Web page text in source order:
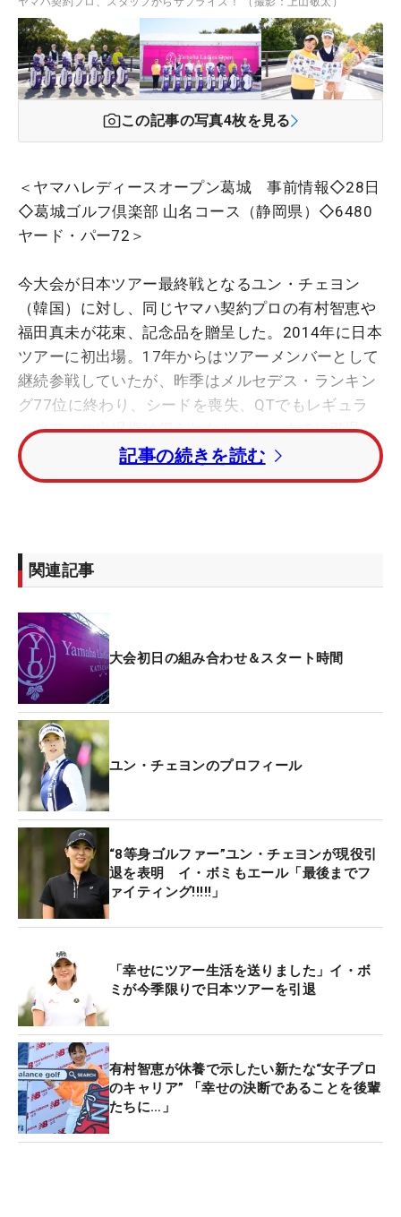
この記事の写真4枚を見る
＜ヤマハレディースオープン葛城 事前情報◇28日
◇葛城ゴルフ倶楽部 山名コース（静岡県）◇6480
ヤード・パー72＞
今大会が日本ツアー最終戦となるユン・チェヨン
（韓国）に対し、同じヤマハ契約プロの有村智恵や
福田真未が花束、記念品を贈呈した。2014年に日本
ツアーに初出場。17年からはツアーメンバーとして
継続参戦していたが、昨季はメルセデス・ランキン
グ77位に終わり、シードを喪失、QTでもレギュラ
ーツアーの出場権は得られなかった。すでに引退を
決めており、今大会後、韓国ツアーで最後の試合に
臨むという。
れ、その席で「ヤマハレディースは日本で初めて出
た大会であり、最後の大会にもなりました。楽しみ
この時点で有村、福田も涙を浮かべていたが、撮影
会後に行われた花束贈呈では、3人ともこらえ切れ
ずに涙を流した。有村は「私はチェヨンと同じタイ
ミングでヤマハ契約となり、一緒に戦えるのは光栄
なことだと思っていました。日本を好きになってく
れて、ありがとうございました」と惜別のメッセー
ジを送った。
記事の続きを読む
関連記事
大会初日の組み合わせ＆スタート時間
ユン・チェヨンのプロフィール
“8等身ゴルファー”ユン・チェヨンが現役引
退を表明 イ・ボミもエール「最後までフ
ァイティング!!!!!」
「幸せにツアー生活を送りました」イ・ボ
ミが今季限りで日本ツアーを引退
有村智恵が休養で示したい新たな“女子プロ
のキャリア” 「幸せの決断であることを後輩
たちに…」